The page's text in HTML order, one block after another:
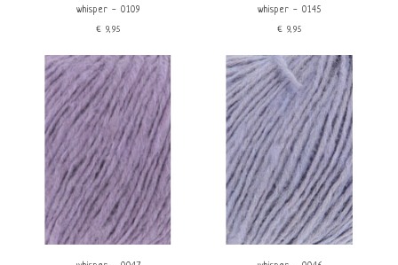
whisper - 0109
€9,95
whisper - 0145
€9,95